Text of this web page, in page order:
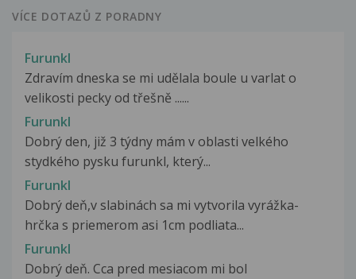
VÍCE DOTAZŮ Z PORADNY
Furunkl
Zdravím dneska se mi udělala boule u varlat o
velikosti pecky od třešně ......
Furunkl
Dobrý den, již 3 týdny mám v oblasti velkého
stydkého pysku furunkl, který...
Furunkl
Dobrý deň,v slabinách sa mi vytvorila vyrážka-
hrčka s priemerom asi 1cm podliata...
Furunkl
Dobrý deň. Cca pred mesiacom mi bol